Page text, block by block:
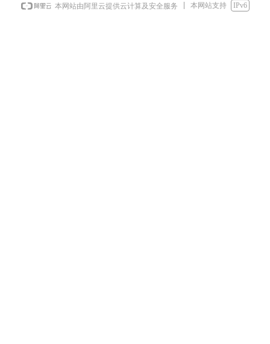
本网站由阿里云提供云计算及安全服务 本网站支持 IPv6